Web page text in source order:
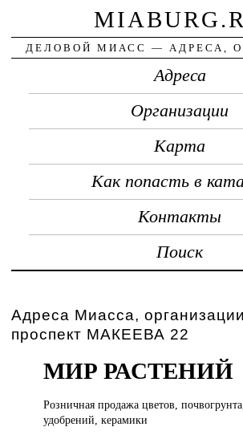
ДЕЛОВОЙ МИАСС — АДРЕСА,
Адреса
Организации
Карта
Как попасть в
Контакты
Поиск
Адреса Миасса,
проспект МАКЕЕВА 22
МИР РАСТЕНИЙ
Розничная продажацветов,
удобрений, керамики